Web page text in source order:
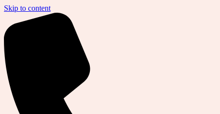
Skip to content